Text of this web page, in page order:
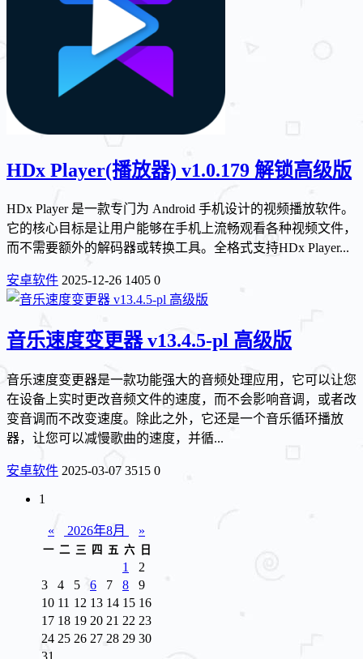
HDx Player(播放器) v1.0.179 解锁高级版
HDx Player 是一款专门为 Android 手机设计的视频播放软件。
它的核心目标是让用户能够在手机上流畅观看各种视频文件，
而不需要额外的解码器或转换工具。全格式支持HDx Player...
安卓软件 2025-12-26 1405 0
音乐速度变更器 v13.4.5-pl 高级版
音乐速度变更器是一款功能强大的音频处理应用，它可以让您
在设备上实时更改音频文件的速度，而不会影响音调，或者改
变音调而不改变速度。除此之外，它还是一个音乐循环播放
器，让您可以减慢歌曲的速度，并循...
安卓软件 2025-03-07 3515 0
1
« 2026年8月 »
一 二 三 四 五 六 日
1
2
3
4 5 6 7 8
9
10 11 12 13 14 15 16
17 18 19 20 21 22 23
24 25 26 27 28 29 30